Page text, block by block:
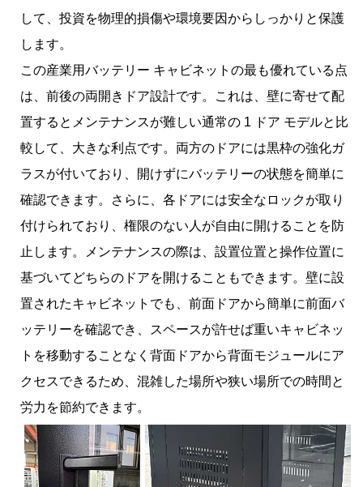
して、投資を物理的損傷や環境要因からしっかりと保護
します。
この産業用バッテリー キャビネットの最も優れている点
は、前後の両開きドア設計です。これは、壁に寄せて配
置するとメンテナンスが難しい通常の 1 ドア モデルと比
較して、大きな利点です。両方のドアには黒枠の強化ガ
ラスが付いており、開けずにバッテリーの状態を簡単に
確認できます。さらに、各ドアには安全なロックが取り
付けられており、権限のない人が自由に開けることを防
止します。メンテナンスの際は、設置位置と操作位置に
基づいてどちらのドアを開けることもできます。壁に設
置されたキャビネットでも、前面ドアから簡単に前面バ
ッテリーを確認でき、スペースが許せば重いキャビネッ
トを移動することなく背面ドアから背面モジュールにア
クセスできるため、混雑した場所や狭い場所での時間と
労力を節約できます。